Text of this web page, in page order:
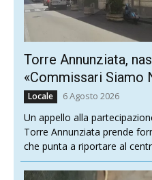
Torre Annunziata,
«Commissari Siamo
Locale 6 Agosto 2026
Un appello alla
Torre Annunziata prende
che punta a riportare al